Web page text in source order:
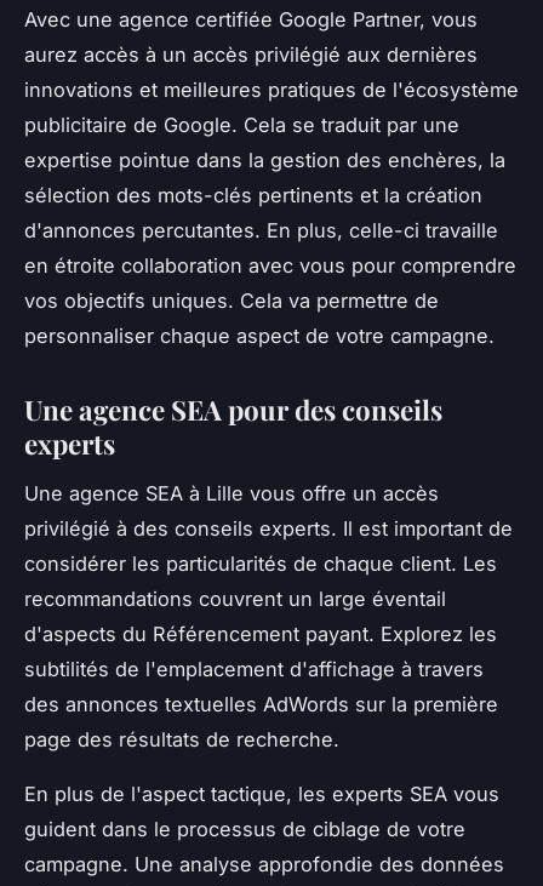
Avec une agence certifiée Google Partner, vous
aurez accès à un accès privilégié aux dernières
innovations et meilleures pratiques de l'écosystème
publicitaire de Google. Cela se traduit par une
expertise pointue dans la gestion des enchères, la
sélection des mots-clés pertinents et la création
d'annonces percutantes. En plus, celle-ci travaille
en étroite collaboration avec vous pour comprendre
vos objectifs uniques. Cela va permettre de
personnaliser chaque aspect de votre campagne.
Une agence SEA pour des conseils
experts
Une agence SEA à Lille vous offre un accès
privilégié à des conseils experts. Il est important de
considérer les particularités de chaque client. Les
recommandations couvrent un large éventail
d'aspects du Référencement payant. Explorez les
subtilités de l'emplacement d'affichage à travers
des annonces textuelles AdWords sur la première
page des résultats de recherche.
En plus de l'aspect tactique, les experts SEA vous
guident dans le processus de ciblage de votre
campagne. Une analyse approfondie des données